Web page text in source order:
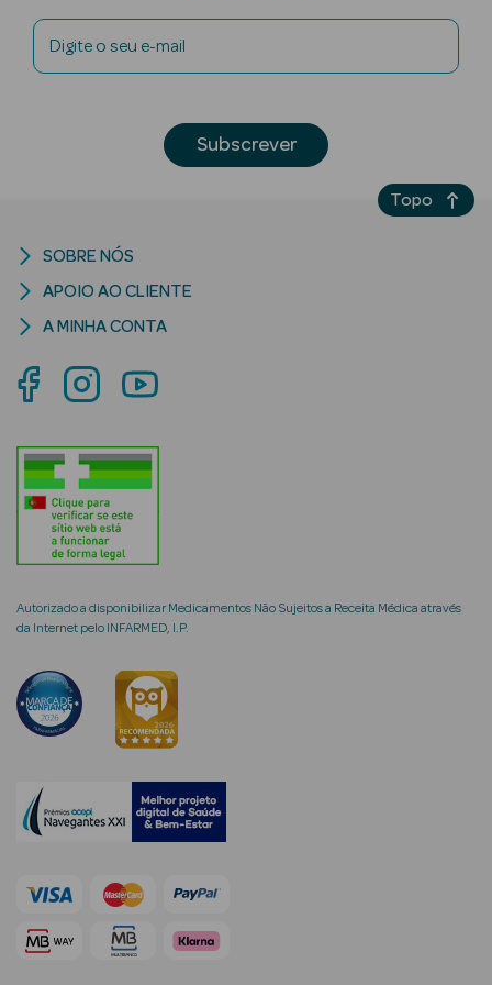
Unissexo
Eau de Parfum
Águas de
Coffrets
Mulher
Coffrets de
Homem
Digite o seu e-mail
Subscrever
Autorizado a disponibilizar Medicamentos Não Sujeitos a Receita Médica através
da Internet pelo INFARMED, I.P.
SOBRE NÓS
APOIO AO CLIENTE
A MINHA CONTA
Topo